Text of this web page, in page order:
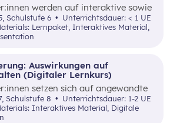
werden auf interaktive sowie
Art und Weise mit der Möglichkeit
digitale Tools als Hilfsmittel
um eine bessere Übersicht über
Einnahmen und Ausgaben zu
Schulstufe 5, Schulstufe 6
Unterrichtsdauer: < 1 UE
Auswirkungen auf
(Digitaler Lernkurs)
setzen sich auf angewandte
mit der Digitalisierung und ihre
auf das Konsumverhalten und
Haushaltsplanung auseinander.
Schulstufe 7, Schulstufe 8
Unterrichtsdauer: 1-2 UE